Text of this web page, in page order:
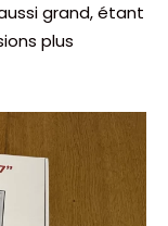
grand, étant
plus